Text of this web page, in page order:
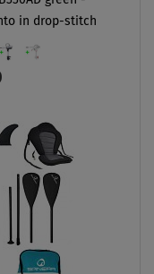
in drop-stitch